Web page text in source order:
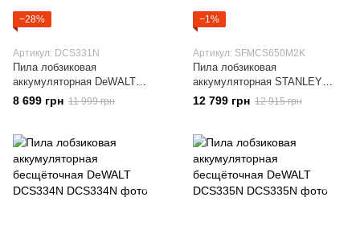
−28%
Артикул: DCS331N
Пила лобзиковая
аккумуляторная DeWALT
DCS331N
8 699 грн 11 999 грн
−1%
Артикул: SFMCS650M2K
Пила лобзиковая
аккумуляторная STANLEY
FATMAX SFMCS650M2K
12 799 грн 12 915 грн